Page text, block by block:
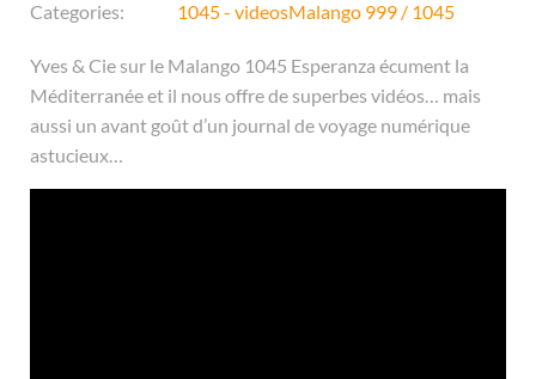
Categories: 1045 - videosMalango 999 / 1045
Yves & Cie sur le Malango 1045 Esperanza écument la
Méditerranée et il nous offre de superbes vidéos… mais
aussi un avant goût d’un journal de voyage numérique
astucieux…